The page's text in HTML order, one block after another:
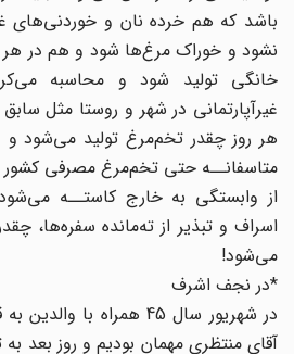
باشد که هم خرده نان و خوردنی‌های
نشود و خوراک مرغ‌ها شود و هم در هر
خانگی تولید ‌شود و محاسبه
غیرآپارتمانی در شهر و روستا مثل سابق
هر روز چقدر تخم‌مرغ تولید می‌شود و
متاسفانــه حتی تخم‌مرغ مصرفی کشور
از وابستگی به خارج کاستــه می‌شود
اسراف و تبذیر از ته‌مانده سفره‌ها،
می‌شود!
*در نجف اشرف
در شهریور سال 45 همراه با
آقای منتظری مهمان بودیم و روز بعد به